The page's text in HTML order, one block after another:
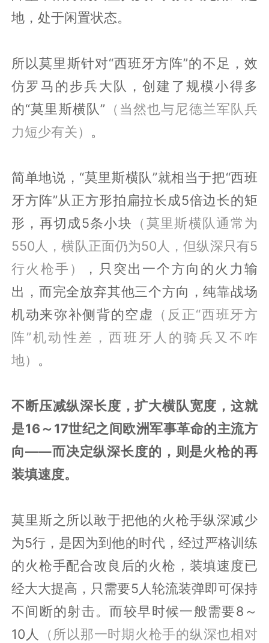
地，处于闲置状态。
所以莫里斯针对“西班牙方阵”的不足，效
仿罗马的步兵大队，创建了规模小得多
的“莫里斯横队” （当然也与尼德兰军队兵
力短少有关） 。
简单地说，“莫里斯横队”就相当于把“西班
牙方阵”从正方形拍扁拉长成5倍边长的矩
形，再切成5条小块 （莫里斯横队通常为
550人，横队正面仍为50人，但纵深只有5
行火枪手）
，只突出一个方向的火力输
出，而完全放弃其他三个方向，纯靠战场
机动来弥补侧背的空虚 （反正“西班牙方
阵”机动性差，西班牙人的骑兵又不咋
地） 。
不断压减纵深长度，扩大横队宽度，这就
是16～17世纪之间欧洲军事革命的主流方
向——而决定纵深长度的，则是火枪的再
装填速度。
莫里斯之所以敢于把他的火枪手纵深减少
为5行，是因为到他的时代，经过严格训练
的火枪手配合改良后的火枪，装填速度已
经大大提高，只需要5人轮流装弹即可保持
不间断的射击。而较早时候一般需要8～
10人
（所以那一时期火枪手的纵深也相对